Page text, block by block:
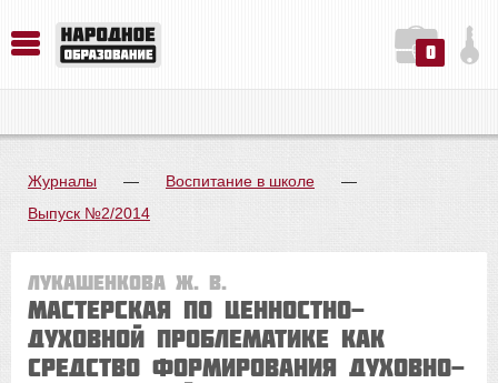
0
Журналы — Воспитание в школе
—
Выпуск №2/2014
Лукашенкова Ж. В.
Мастерская по ценностно-
духовной проблематике как
средство формирования духовно-